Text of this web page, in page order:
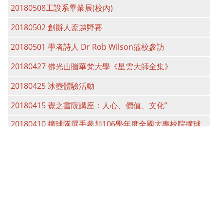
20180508工設系畢業展(校內)
20180502 創辦人盃越野賽
20180501 學者詩人 Dr Rob Wilson蒞校參訪
20180427 佛光山贈華梵大學《星雲大師全集》
20180425 冰壺體驗活動
20180415 覺之書院講座：人心、價值、文化”
20180410 撞球隊選手參加106學年度全國大專校院撞球